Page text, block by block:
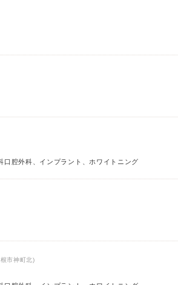
腔外科、インプラント、ホワイトニング
市神町北)